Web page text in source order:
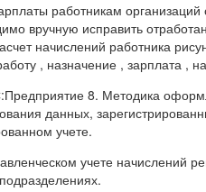
работникам
вручную исправить
начислений работника
, назначение , зарплата ,
8. Методика
данных,
учете.
учете начислений